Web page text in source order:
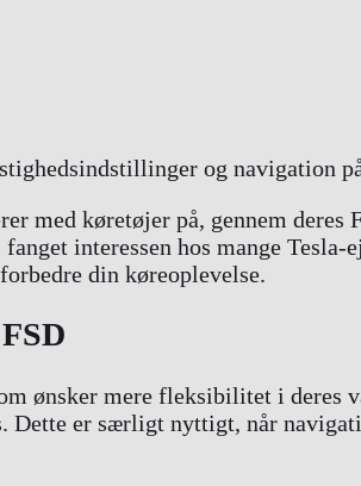
med køretøjer på, gennem
interessen hos mange
din køreoplevelse.
ønsker mere fleksibilitet i deres
er særligt nyttigt, når